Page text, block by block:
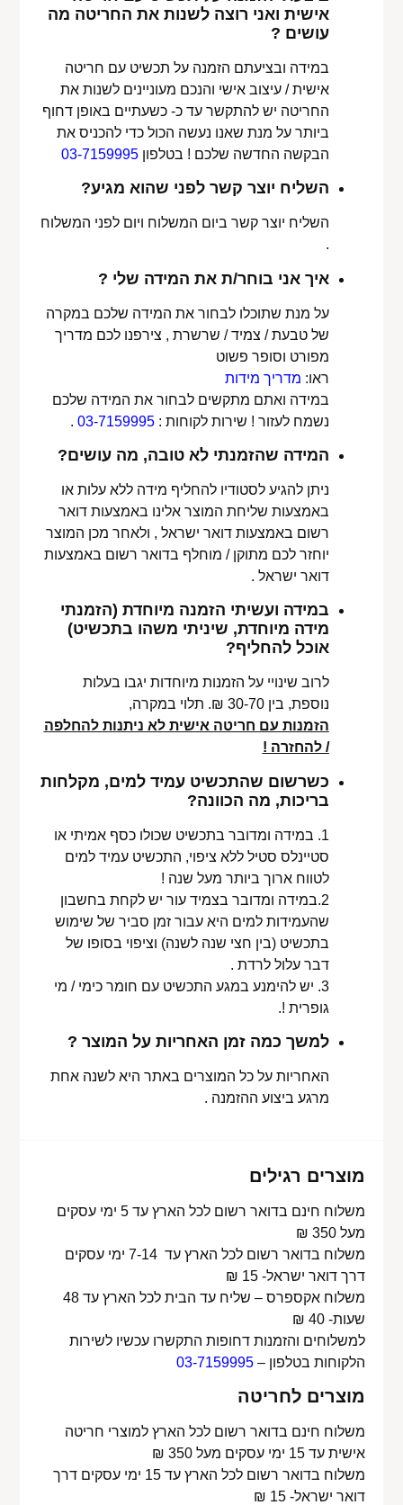
אישית ואני רוצה לשנות את החריטה מה
עושים ?
במידה ובציעתם הזמנה על תכשיט עם חריטה
אישית / עיצוב אישי והנכם מעוניינים לשנות את
החריטה יש להתקשר עד כ- כשעתיים באופן דחוף
ביותר על מנת שאנו נעשה הכול כדי להכניס את
הבקשה החדשה שלכם ! בטלפון03-7159995
השליח יוצר קשר לפני שהוא מגיע?
השליח יוצר קשר ביום המשלוח ויום לפני המשלוח
.
איך אני בוחר/ת את המידה שלי ?
על מנת שתוכלו לבחור את המידה שלכם במקרה
של טבעת / צמיד / שרשרת , צירפנו לכם מדריך
מפורט וסופר פשוט
ראו: מדריך מידות
במידה ואתם מתקשים לבחור את המידה שלכם
נשמח לעזור ! שירות לקוחות :03-7159995
.
המידה שהזמנתי לא טובה, מה עושים?
ניתן להגיע לסטודיו להחליף מידה ללא עלות או
באמצעות שליחת המוצר אלינו באמצעות דואר
רשום באמצעות דואר ישראל , ולאחר מכן המוצר
יוחזר לכם מתוקן / מוחלף בדואר רשום באמצעות
דואר ישראל .
במידה ועשיתי הזמנה מיוחדת (הזמנתי
מידה מיוחדת, שיניתי משהו בתכשיט)
אוכל להחליף?
לרוב שינויי על הזמנות מיוחדות יגבו בעלות
נוספת, בין 30-70 ₪. תלוי במקרה,
הזמנות עם חריטה אישית לא ניתנות להחלפה
/ להחזרה !
כשרשום שהתכשיט עמיד למים, מקלחות
בריכות, מה הכוונה?
1. במידה ומדובר בתכשיט שכולו כסף אמיתי או
סטיינלס סטיל ללא ציפוי, התכשיט עמיד למים
לטווח ארוך ביותר מעל שנה !
2.במידה ומדובר בצמיד עור יש לקחת בחשבון
שהעמידות למים היא עבור זמן סביר של שימוש
בתכשיט (בין חצי שנה לשנה) וציפוי בסופו של
דבר עלול לרדת .
3. יש להימנע במגע התכשיט עם חומר כימי / מי
גופרית !.
למשך כמה זמן האחריות על המוצר ?
האחריות על כל המוצרים באתר היא לשנה אחת
מרגע ביצוע ההזמנה .
מוצרים רגילים
משלוח חינם בדואר רשום לכל הארץ עד 5 ימי עסקים
מעל 350 ₪
משלוח בדואר רשום לכל הארץ עד 7-14 ימי עסקים
דרך דואר ישראל- 15 ₪
משלוח אקספרס – שליח עד הבית לכל הארץ עד 48
שעות- 40 ₪
למשלוחים והזמנות דחופות התקשרו עכשיו לשירות
הלקוחות בטלפון –03-7159995
מוצרים לחריטה
משלוח חינם בדואר רשום לכל הארץ למוצרי חריטה
אישית עד 15 ימי עסקים מעל 350 ₪
משלוח בדואר רשום לכל הארץ עד 15 ימי עסקים דרך
דואר ישראל- 15 ₪